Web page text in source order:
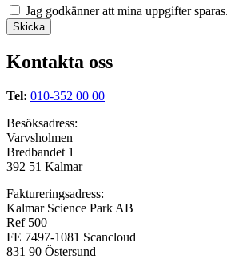
Jag godkänner att mina uppgifter sparas.
Kontakta oss
Tel: 010-352 00 00
Besöksadress:
Varvsholmen
Bredbandet 1
392 51 Kalmar
Faktureringsadress:
Kalmar Science Park AB
Ref 500
FE 7497-1081 Scancloud
831 90 Östersund